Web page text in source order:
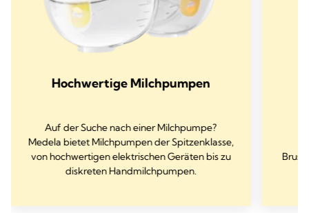
Hochwertige Milchpumpen
Auf der Suche nach einer Milchpumpe?
Medela bietet Milchpumpen der Spitzenklasse,
von hochwertigen elektrischen Geräten bis zu
diskreten Handmilchpumpen.